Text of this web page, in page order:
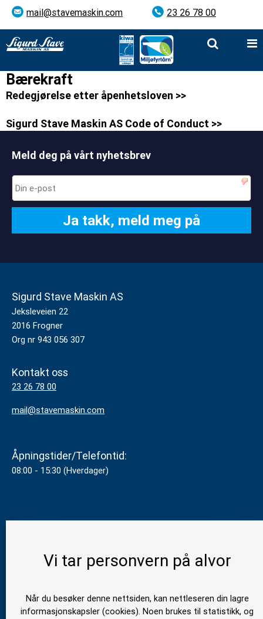
mail@stavemaskin.com 23 26 78 00
Bærekraft
Redegjørelse etter åpenhetsloven >>
Sigurd Stave Maskin AS Code of Conduct >>
Meld deg på vårt nyhetsbrev
Sigurd Stave Maskin AS
Jeksleveien 22
2016 Frogner
Org nr 943 056 307
Kontakt oss
23 26 78 00
mail@stavemaskin.com
Åpningstider/Telefontid:
08:00 - 15:30 (Hverdager)
Vi tar personvern på alvor
Når du besøker denne nettsiden, kan nettleseren din lagre
informasjonskapsler (cookies). Noen brukes til statistikk, og